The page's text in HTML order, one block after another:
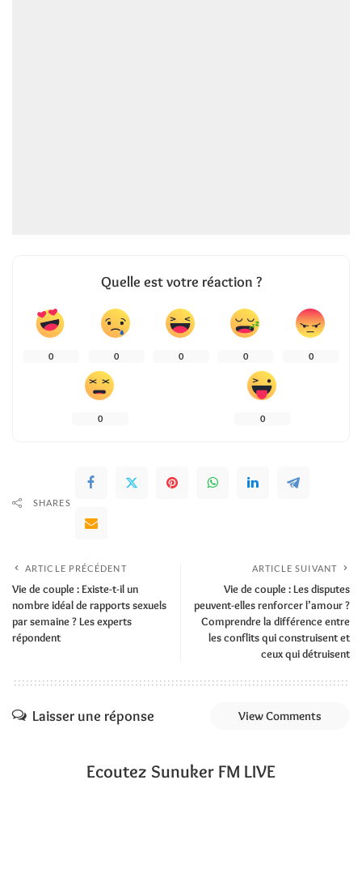
Quelle est votre réaction ?
0 0 0 0 0
0 0
SHARES
ARTICLE PRÉCÉDENT
Vie de couple : Existe-t-il un
nombre idéal de rapports sexuels
par semaine ? Les experts
répondent
ARTICLE SUIVANT
Vie de couple : Les disputes
peuvent-elles renforcer l’amour ?
Comprendre la différence entre
les conflits qui construisent et
ceux qui détruisent
Laisser une réponse View Comments
Ecoutez Sunuker FM LIVE